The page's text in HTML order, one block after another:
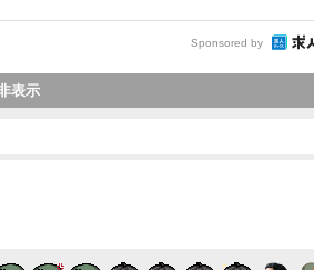
Sponsored by
表示